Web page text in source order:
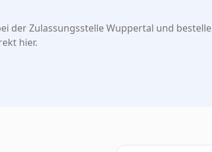
der Zulassungsstelle Wuppertal und bestelle
hier.